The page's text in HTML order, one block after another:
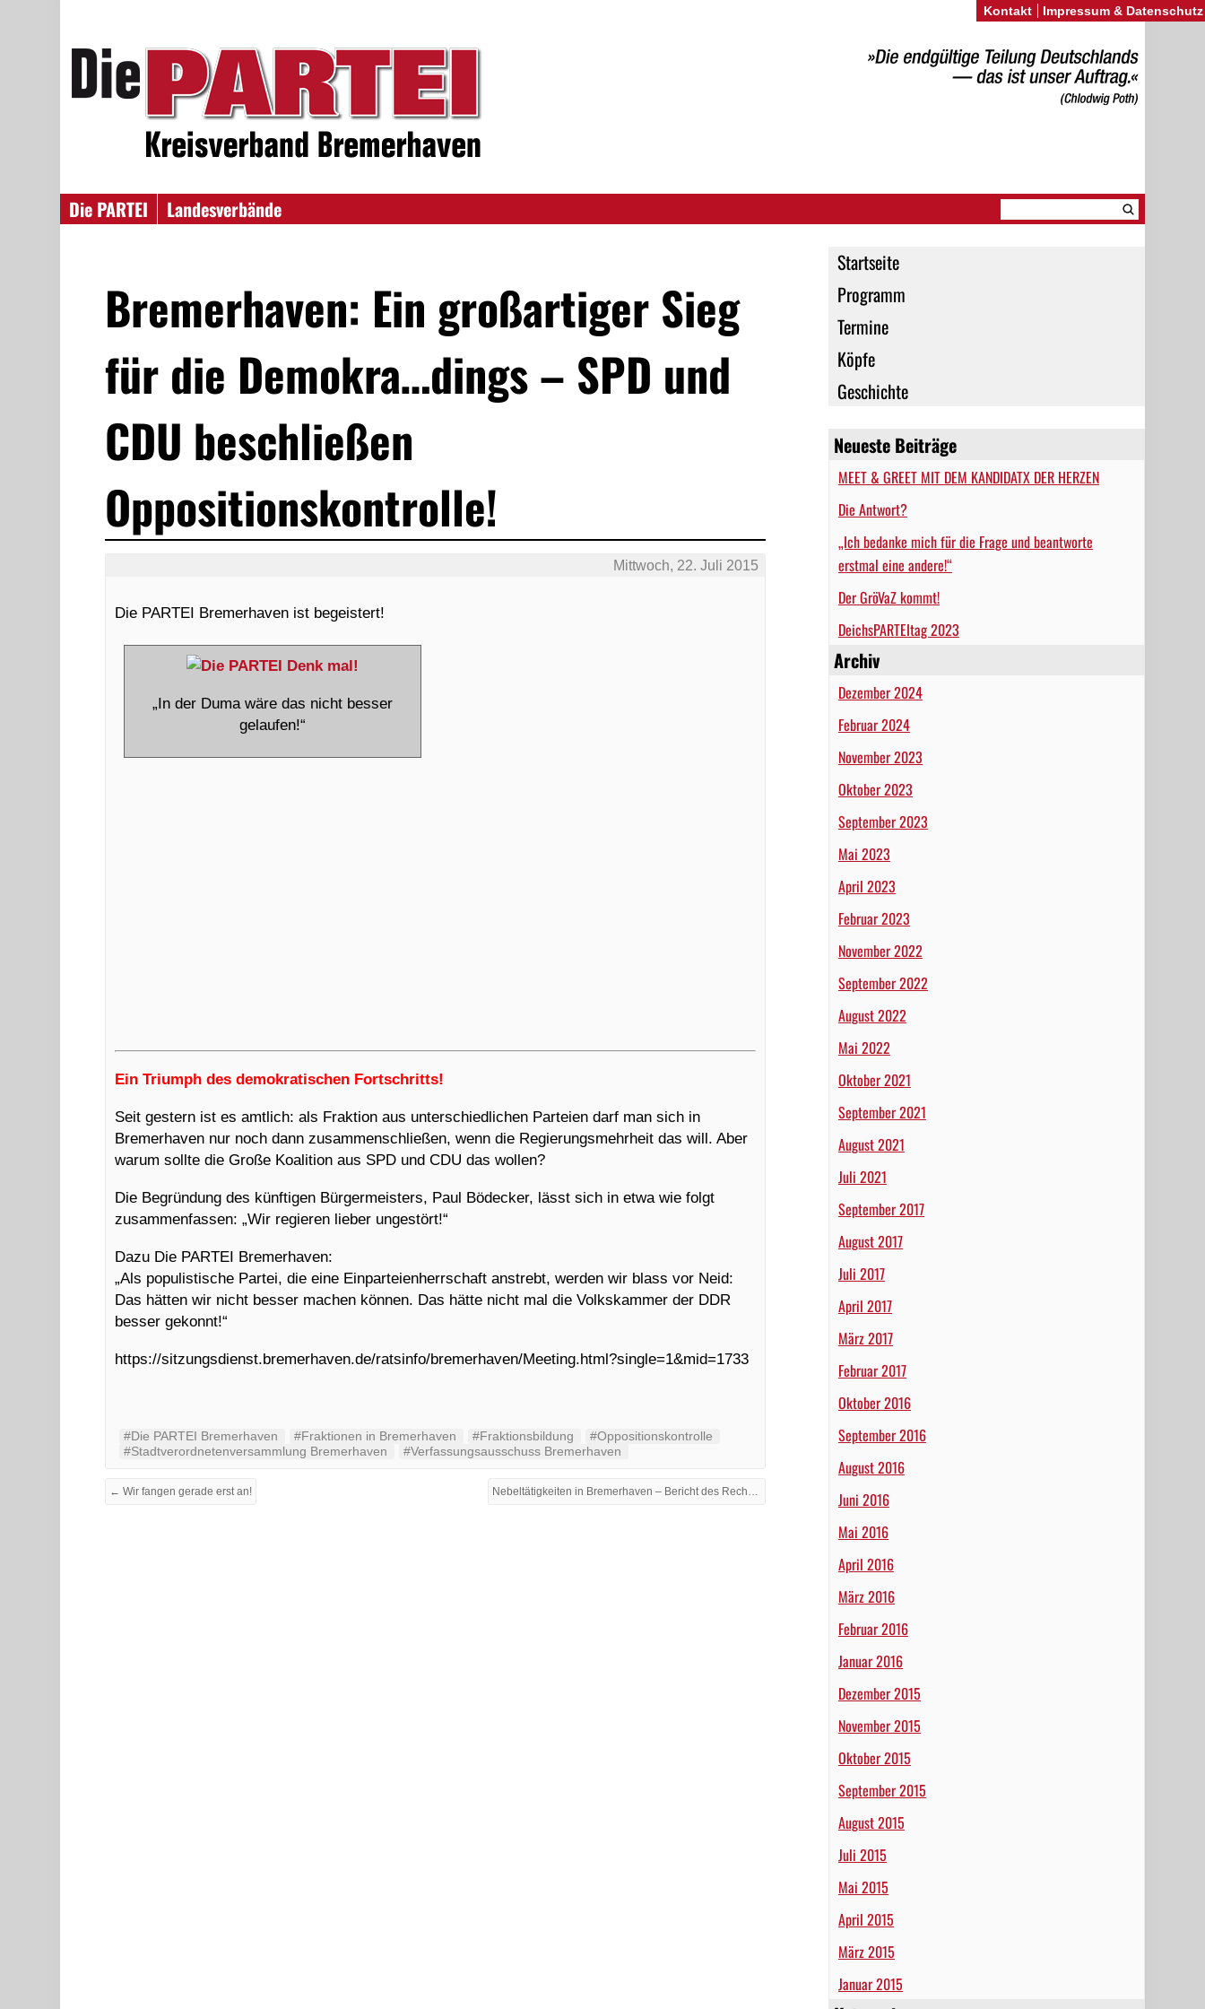
Die PARTEI
Landesverbände
Startseite
Programm
Termine
Köpfe
Geschichte
Neueste Beiträge
MEET & GREET MIT DEM KANDIDATX DER HERZEN
Die Antwort?
„Ich bedanke mich für die Frage und beantworte
erstmal eine andere!“
Der GröVaZ kommt!
DeichsPARTEItag 2023
Archiv
Dezember 2024
Februar 2024
November 2023
Oktober 2023
September 2023
Mai 2023
April 2023
Februar 2023
November 2022
September 2022
August 2022
Mai 2022
Oktober 2021
September 2021
August 2021
Juli 2021
September 2017
August 2017
Juli 2017
April 2017
März 2017
Februar 2017
Oktober 2016
September 2016
August 2016
Juni 2016
Mai 2016
April 2016
März 2016
Februar 2016
Januar 2016
Dezember 2015
November 2015
Oktober 2015
September 2015
August 2015
Juli 2015
Mai 2015
April 2015
März 2015
Januar 2015
Bremerhaven: Ein großartiger Sieg
für die Demokra…dings – SPD und
CDU beschließen
Oppositionskontrolle!
Mittwoch, 22. Juli 2015
Die PARTEI Bremerhaven ist begeistert!
„In der Duma wäre das nicht besser
gelaufen!“
Ein Triumph des demokratischen Fortschritts!
Seit gestern ist es amtlich: als Fraktion aus unterschiedlichen Parteien darf man sich in
Bremerhaven nur noch dann zusammenschließen, wenn die Regierungsmehrheit das will. Aber
warum sollte die Große Koalition aus SPD und CDU das wollen?
Die Begründung des künftigen Bürgermeisters, Paul Bödecker, lässt sich in etwa wie folgt
zusammenfassen: „Wir regieren lieber ungestört!“
Dazu Die PARTEI Bremerhaven:
„Als populistische Partei, die eine Einparteienherrschaft anstrebt, werden wir blass vor Neid:
Das hätten wir nicht besser machen können. Das hätte nicht mal die Volkskammer der DDR
besser gekonnt!“
https://sitzungsdienst.bremerhaven.de/ratsinfo/bremerhaven/Meeting.html?single=1&mid=1733
#Die PARTEI Bremerhaven #Fraktionen in Bremerhaven #Fraktionsbildung
#Oppositionskontrolle
#Stadtverordnetenversammlung Bremerhaven
#Verfassungsausschuss Bremerhaven
← Wir fangen gerade erst an! Nebeltätigkeiten in Bremerhaven – Bericht des Rechnungsprüfungsausschusses bleibt unter Verschluss! →
Kontakt Impressum & Datenschutz